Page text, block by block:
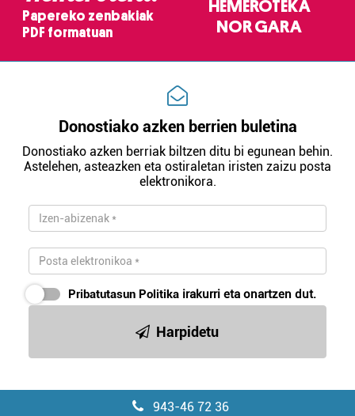
Papereko zenbakiak
PDF formatuan
HEMEROTEKA
NOR GARA
Donostiako azken berrien buletina
Donostiako azken berriak biltzen ditu bi egunean behin.
Astelehen, asteazken eta ostiraletan iristen zaizu posta
elektronikora.
Pribatutasun Politika irakurri eta onartzen dut.
Harpidetu
943-46 72 36